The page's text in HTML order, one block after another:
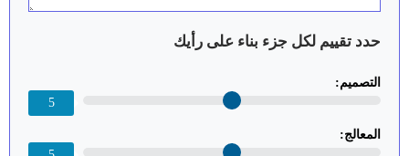
حدد تقييم لكل جزء بناء على رأيك
التصميم:
5
المعالج: